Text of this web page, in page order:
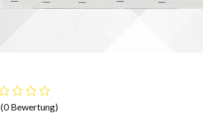
(0 Bewertung)